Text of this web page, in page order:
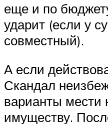
еще и по
ударит (если у
совместный).
А если
Скандал
варианты мести
имуществу.